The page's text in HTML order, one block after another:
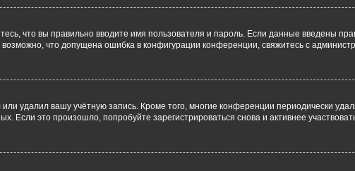
что вы правильно вводите имя пользователя и пароль. Если данные введены
что допущена ошибка в конфигурации конференции, свяжитесь с
удалил вашу учётную запись. Кроме того, многие конференции периодически
это произошло, попробуйте зарегистрироваться снова и активнее